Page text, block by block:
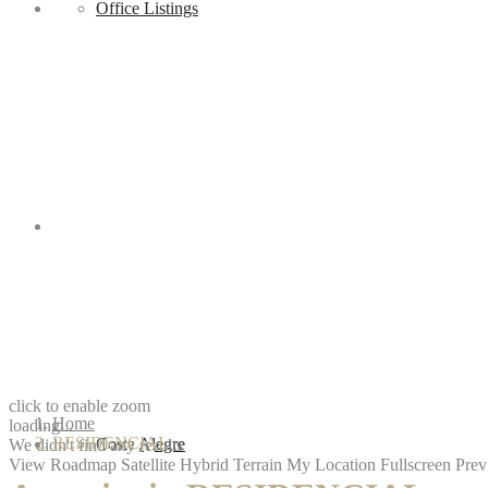
Office Listings
Sell
Costa Alegre
PV Area Maps
click to enable zoom
loading...
We didn't find any results
View Roadmap Satellite Hybrid Terrain My Location Fullscreen Prev
Home
RESIDENCIAL